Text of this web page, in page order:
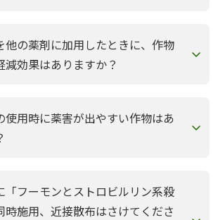
他の薬剤に加用したときに、作物
減効果はありますか？
使用時に薬害が出やすい作物はあ
「フーモンとストロビルリン系殺
時施用、近接散布はさけてくださ